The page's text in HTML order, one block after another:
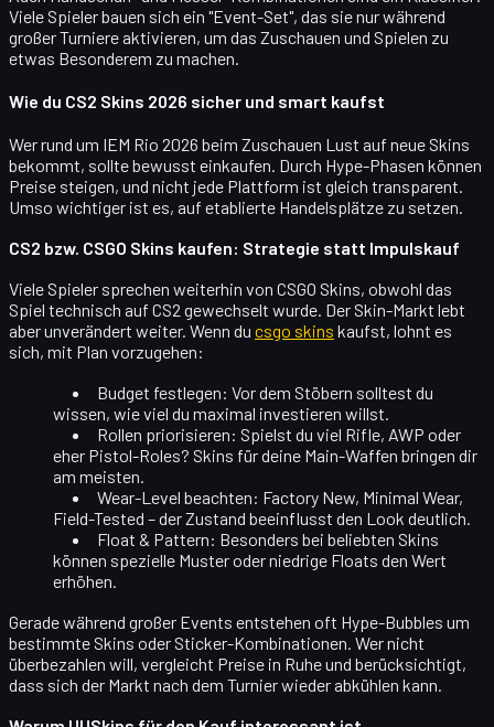
Viele Spieler bauen sich ein "Event-Set", das sie nur während
großer Turniere aktivieren, um das Zuschauen und Spielen zu
etwas Besonderem zu machen.
Wie du CS2 Skins 2026 sicher und smart kaufst
Wer rund um IEM Rio 2026 beim Zuschauen Lust auf neue Skins
bekommt, sollte bewusst einkaufen. Durch Hype-Phasen können
Preise steigen, und nicht jede Plattform ist gleich transparent.
Umso wichtiger ist es, auf etablierte Handelsplätze zu setzen.
CS2 bzw. CSGO Skins kaufen: Strategie statt Impulskauf
Viele Spieler sprechen weiterhin von CSGO Skins, obwohl das
Spiel technisch auf CS2 gewechselt wurde. Der Skin-Markt lebt
aber unverändert weiter. Wenn du csgo skins kaufst, lohnt es
sich, mit Plan vorzugehen:
Budget festlegen: Vor dem Stöbern solltest du
wissen, wie viel du maximal investieren willst.
Rollen priorisieren: Spielst du viel Rifle, AWP oder
eher Pistol-Roles? Skins für deine Main-Waffen bringen dir
am meisten.
Wear-Level beachten: Factory New, Minimal Wear,
Field-Tested – der Zustand beeinflusst den Look deutlich.
Float & Pattern: Besonders bei beliebten Skins
können spezielle Muster oder niedrige Floats den Wert
erhöhen.
Gerade während großer Events entstehen oft Hype-Bubbles um
bestimmte Skins oder Sticker-Kombinationen. Wer nicht
überbezahlen will, vergleicht Preise in Ruhe und berücksichtigt,
dass sich der Markt nach dem Turnier wieder abkühlen kann.